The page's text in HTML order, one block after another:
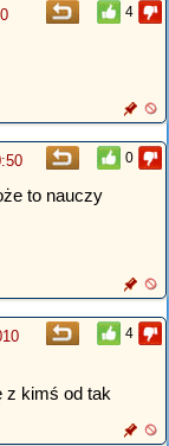
4
0
to nauczy
4
z kimś od tak